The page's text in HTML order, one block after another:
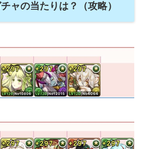
ャの当たりは？（攻略）